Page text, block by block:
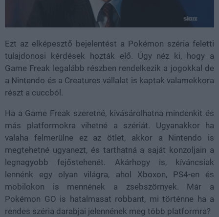
Ezt az elképesztő bejelentést a Pokémon széria feletti
tulajdonosi kérdések hozták elő. Úgy néz ki, hogy a
Game Freak legalább részben rendelkezik a jogokkal de
a Nintendo és a Creatures vállalat is kaptak valamekkora
részt a cuccból.
Ha a Game Freak szeretné, kivásárolhatna mindenkit és
más platformokra vihetné a szériát. Ugyanakkor ha
valaha felmerülne ez az ötlet, akkor a Nintendo is
megtehetné ugyanezt, és tarthatná a saját konzoljain a
legnagyobb fejőstehenét. Akárhogy is, kíváncsiak
lennénk egy olyan világra, ahol Xboxon, PS4-en és
mobilokon is mennének a zsebszörnyek. Már a
Pokémon GO is hatalmasat robbant, mi történne ha a
rendes széria darabjai jelennének meg több platformra?